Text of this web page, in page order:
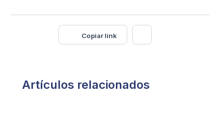
Copiar link
Artículos relacionados